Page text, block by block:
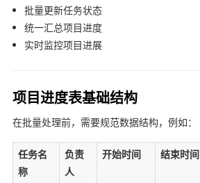
批量更新任务状态
统一汇总项目进度
实时监控项目进展
项目进度表基础结构
在批量处理前，需要规范数据结构，例如：
任务名
称
负责
人
开始时间 结束时间